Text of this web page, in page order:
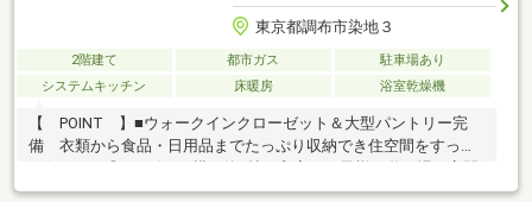
東京都調布市染地３
2階建て 都市ガス
駐車場あり
システムキッチン
床暖房 浴室乾燥機
【 POINT 】■ウォークインクローゼット＆大型パントリー完
備 衣類から食品・日用品までたっぷり収納でき住空間をすっき
など多目的に活用できる便利な空間♪■ロフト付で収納力アップ